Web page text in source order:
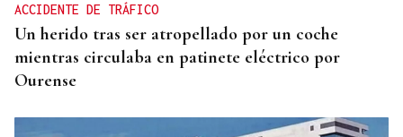
ACCIDENTE DE TRÁFICO
Un herido tras ser atropellado por un coche
mientras circulaba en patinete eléctrico por
Ourense